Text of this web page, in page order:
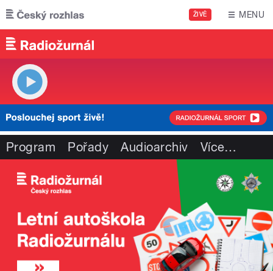
Přejít k hlavnímu obsahu
ŽIVĚ MENU
Program Pořady Audioarchiv Více…